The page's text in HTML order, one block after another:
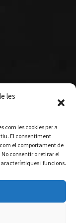
les
com les cookies per a
El consentiment
el comportament de
consentir o retirar el
i funcions.
i Subvencions i